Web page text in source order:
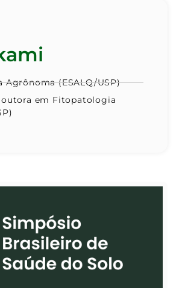
Agrônoma (ESALQ/USP)
em Fitopatologia